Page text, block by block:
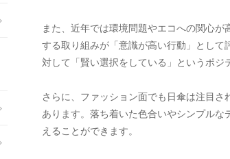
また、近年では環境問題やエコへの関心
する取り組みが「意識が高い行動」とし
対して「賢い選択をしている」というポジ
さらに、ファッション面でも日傘は注目
あります。落ち着いた色合いやシンプル
えることができます。